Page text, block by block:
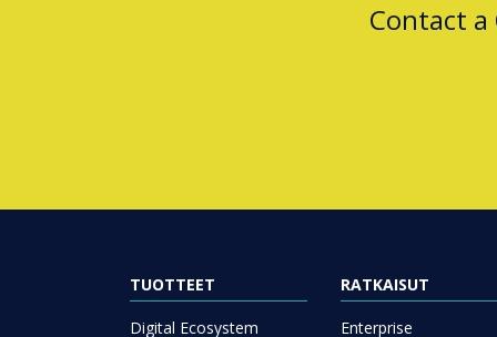
Contact a
TUOTTEET
Digital Ecosystem
RATKAISUT
Enterprise